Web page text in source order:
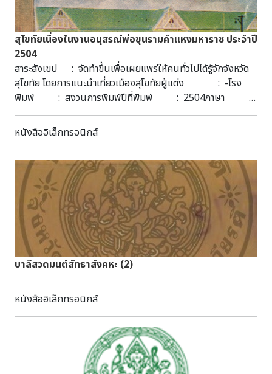
สุโขทัยเนื่องในงานอนุสรณ์พ่อขุนรามคำแหงมหาราช ประจำปี
2504
สาระสังเขป : จัดทำขึ้นเพื่อเผยแพร่ให้คนทั่วไปได้รู้จักจังหวัด
สุโขทัย โดยการแนะนำเที่ยวเมืองสุโขทัยผู้แต่ง : -โรง
พิมพ์ : สงวนการพิมพ์ปีที่พิมพ์ : 2504ภาษา
: ไทยรูปแบบ : PDFเลขทะเบียน : น.31บ.13396เลข
หมู่ : 915.9303 ส747
หนังสืออิเล็กทรอนิกส์
บาลีสวดมนต์สัทธาสังคหะ (2)
หนังสืออิเล็กทรอนิกส์